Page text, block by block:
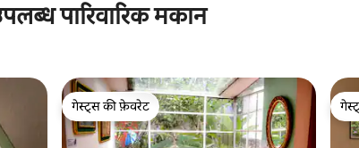
पारिवारिक मकान
गेस्ट्स की फ़ेवरेट
गेस्ट्स की फ़ेवरेट